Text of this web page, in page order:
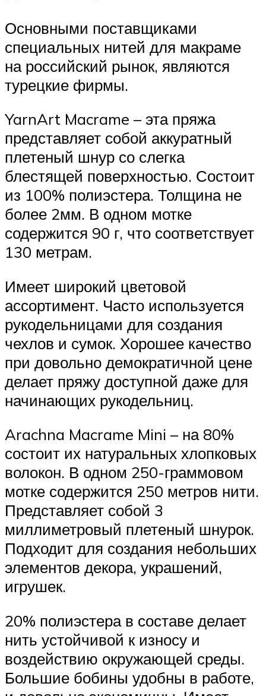
Основными поставщиками
специальных нитей для макраме
на российский рынок, являются
турецкие фирмы.
YarnArt Macrame – эта пряжа
представляет собой аккуратный
плетеный шнур со слегка
блестящей поверхностью. Состоит
из 100% полиэстера. Толщина не
более 2мм. В одном мотке
содержится 90 г, что соответствует
130 метрам.
Имеет широкий цветовой
ассортимент. Часто используется
рукодельницами для создания
чехлов и сумок. Хорошее качество
при довольно демократичной цене
делает пряжу доступной даже для
начинающих рукодельниц.
Arachna Macrame Mini – на 80%
состоит их натуральных хлопковых
волокон. В одном 250-граммовом
мотке содержится 250 метров нити.
Представляет собой 3
миллиметровый плетеный шнурок.
Подходит для создания небольших
элементов декора, украшений,
игрушек.
20% полиэстера в составе делает
нить устойчивой к износу и
воздействию окружающей среды.
Большие бобины удобны в работе,